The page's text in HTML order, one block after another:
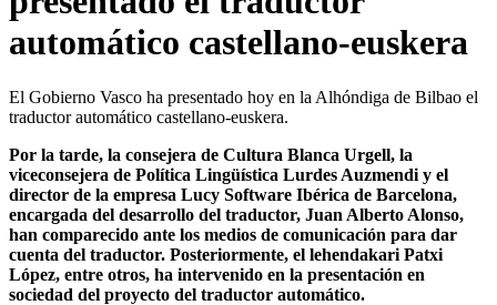
automático castellano-euskera
El Gobierno Vasco ha presentado hoy en la Alhóndiga de Bilbao el
traductor automático castellano-euskera.
Por la tarde, la consejera de Cultura Blanca Urgell, la
viceconsejera de Política Lingüística Lurdes Auzmendi y el
director de la empresa Lucy Software Ibérica de Barcelona,
encargada del desarrollo del traductor, Juan Alberto Alonso,
han comparecido ante los medios de comunicación para dar
cuenta del traductor. Posteriormente, el lehendakari Patxi
López, entre otros, ha intervenido en la presentación en
sociedad del proyecto del traductor automático.